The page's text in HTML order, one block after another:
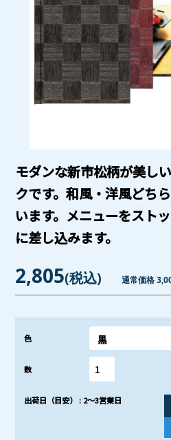
モダンな新市松柄が美し
クです。和風・洋風どち
います。メニューをスト
に差し込みます。
2,805(税込) 通常価格
色
数
出荷日（目安） : 2～3営業日